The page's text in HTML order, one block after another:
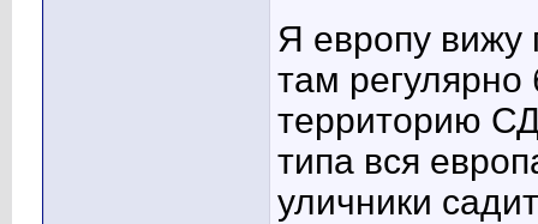
Я европу вижу
там
территорию
типа вся
уличники